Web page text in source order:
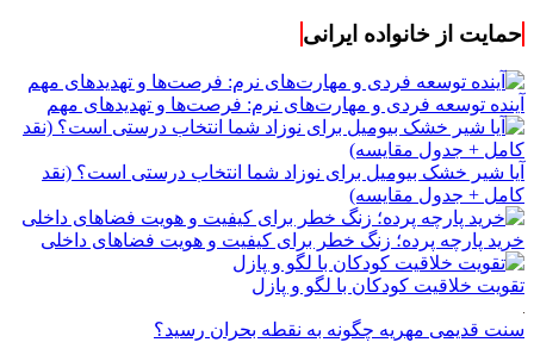
حمایت از خانواده ایرانی
آینده توسعه فردی و مهارت‌های نرم: فرصت‌ها و تهدیدهای مهم
آیا شیر خشک بیومیل برای نوزاد شما انتخاب درستی است؟ (نقد
کامل + جدول مقایسه)
خرید پارچه پرده؛ زنگ خطر برای کیفیت و هویت فضاهای داخلی
تقویت خلاقیت کودکان با لگو و پازل
سنت قدیمی مهریه چگونه به نقطه بحران رسید؟